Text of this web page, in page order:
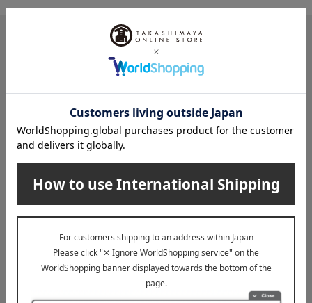
メールマガジン
送料無料クーポンやキャンペーン、新着・SALE・おすすめ商品な
ど、「高島屋オンラインストア」のお得＆うれしい情報をお届けい
たします。
メールマガジンについて詳しく見る
LINE公式アカウント
高島屋オンラインストアLINE公式アカウントでは百貨店ならではの
名品やお得な最新情報を配信中！